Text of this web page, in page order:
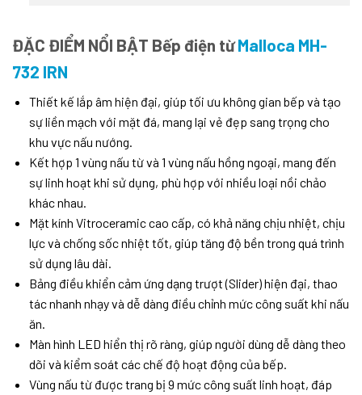
ĐẶC ĐIỂM NỔI BẬT Bếp điện từMalloca MH-
732 IRN
Thiết kế lắp âm hiện đại, giúp tối ưu không gian bếp và tạo
sự liền mạch với mặt đá, mang lại vẻ đẹp sang trọng cho
khu vực nấu nướng.
Kết hợp 1 vùng nấu từ và 1 vùng nấu hồng ngoại, mang đến
sự linh hoạt khi sử dụng, phù hợp với nhiều loại nồi chảo
khác nhau.
Mặt kính Vitroceramic cao cấp, có khả năng chịu nhiệt, chịu
lực và chống sốc nhiệt tốt, giúp tăng độ bền trong quá trình
sử dụng lâu dài.
Bảng điều khiển cảm ứng dạng trượt (Slider) hiện đại, thao
tác nhanh nhạy và dễ dàng điều chỉnh mức công suất khi nấu
ăn.
Màn hình LED hiển thị rõ ràng, giúp người dùng dễ dàng theo
dõi và kiểm soát các chế độ hoạt động của bếp.
Vùng nấu từ được trang bị 9 mức công suất linh hoạt, đáp